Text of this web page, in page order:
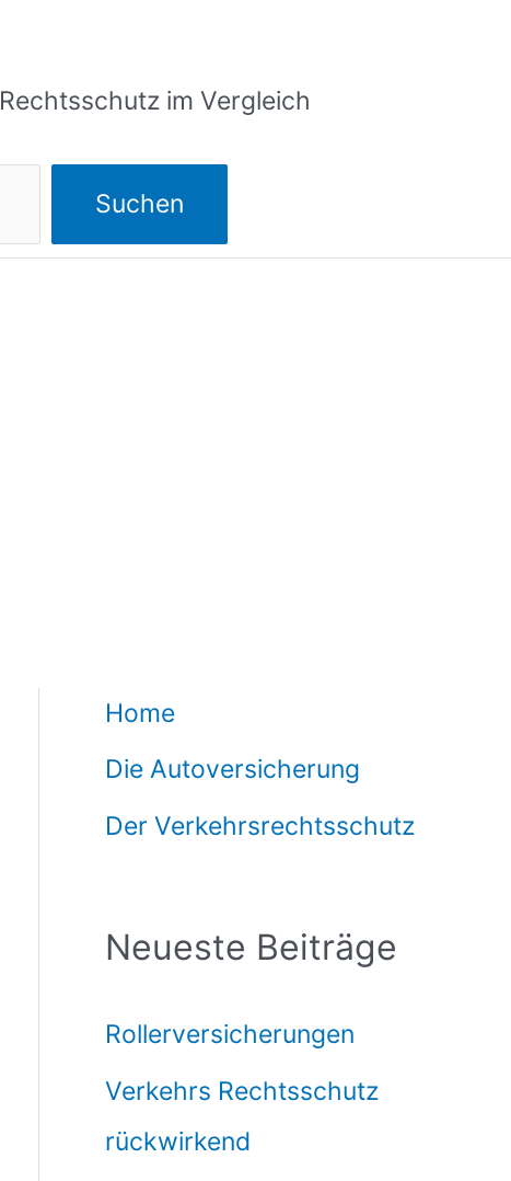
Rechtsschutz im Vergleich
Suchen
Home
Die Autoversicherung
Der Verkehrsrechtsschutz
Neueste Beiträge
Rollerversicherungen
Verkehrs Rechtsschutz
rückwirkend